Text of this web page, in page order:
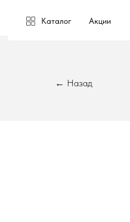
Каталог Акции
← Назад